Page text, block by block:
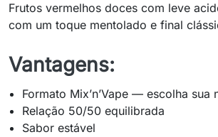
Frutos vermelhos doces com leve
com um toque mentolado e final
Vantagens:
Formato Mix’n’Vape — escolha sua
Relação 50/50 equilibrada
Sabor estável